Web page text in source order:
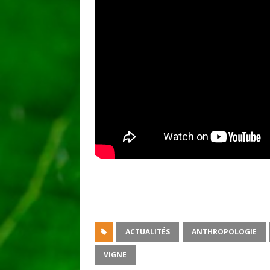
ACTUALITÉS ANTHROPOLOGIE
VIGNE